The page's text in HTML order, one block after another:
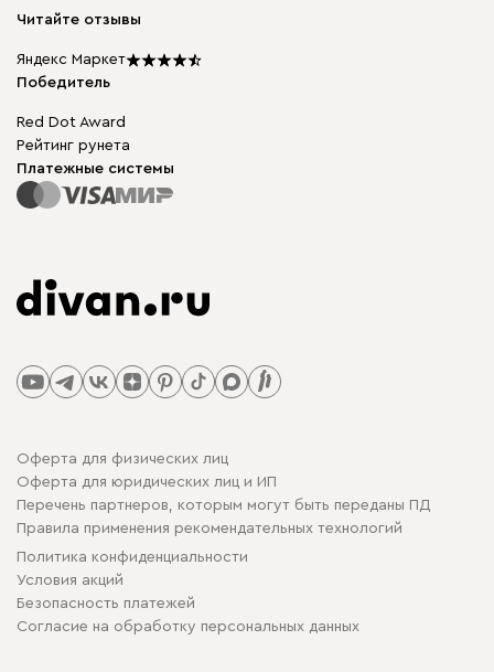
Карьера
Подарочные сертификаты
Мы в прессе
Столы и стулья
Читайте отзывы
Яндекс Маркет
Победитель
Red Dot Award
Рейтинг рунета
Платежные системы
Оферта для физических лиц
Оферта для юридических лиц и ИП
Перечень партнеров, которым могут быть переданы ПД
Правила применения рекомендательных технологий
Политика конфиденциальности
Условия акций
Безопасность платежей
Cогласие на обработку персональных данных